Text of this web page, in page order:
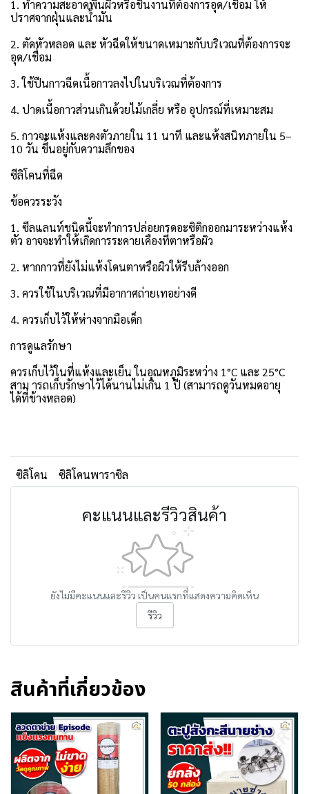
1. ทำความสะอาดพื้นผิวหรือชิ้นงานที่ต้องการอุด/เชื่อม ให้
ปราศจากฝุ่นและน้ำมัน
2. ตัดหัวหลอด และ หัวฉีดให้ขนาดเหมาะกับบริเวณที่ต้องการจะ
อุด/เชื่อม
3. ใช้ปืนกาวฉีดเนื้อกาวลงไปในบริเวณที่ต้องการ
4. ปาดเนื้อกาวส่วนเกินด้วยไม้เกลี่ย หรือ อุปกรณ์ที่เหมาะสม
5. กาวจะแห้งและคงตัวภายใน 11 นาที และแห้งสนิทภายใน 5–
10 วัน ขึ้นอยู่กับความลึกของ
ซีลิโคนที่ฉีด
ข้อควรระวัง
1. ซีลแลนท์ชนิดนี้จะทำการปล่อยกรดอะซิติกออกมาระหว่างแห้ง
ตัว อาจจะทำให้เกิดการระคายเคืองที่ตาหรือผิว
2. หากกาวที่ยังไม่แห้งโดนตาหรือผิวให้รีบล้างออก
3. ควรใช้ในบริเวณที่มีอากาศถ่ายเทอย่างดี
4. ควรเก็บไว้ให้ห่างจากมือเด็ก
การดูแลรักษา
ควรเก็บไว้ในที่แห้งและเย็น ในอุณหภูมิระหว่าง 1°C และ 25°C
สาม ารถเก็บรักษาไว้ได้นานไม่เกิน 1 ปี (สามารถดูวันหมดอายุ
ได้ที่ข้างหลอด)
ซิลิโคน ซิลิโคนพาราซิล
คะแนนและรีวิวสินค้า
ยังไม่มีคะแนนและรีวิว เป็นคนแรกที่แสดงความคิดเห็น
รีวิว
สินค้าที่เกี่ยวข้อง